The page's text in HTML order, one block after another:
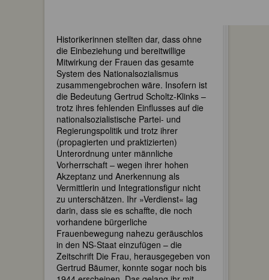
Historikerinnen stellten dar, dass ohne
die Einbeziehung und bereitwillige
Mitwirkung der Frauen das gesamte
System des Nationalsozialismus
zusammengebrochen wäre. Insofern ist
die Bedeutung Gertrud Scholtz-Klinks –
trotz ihres fehlenden Einflusses auf die
nationalsozialistische Partei- und
Regierungspolitik und trotz ihrer
(propagierten und praktizierten)
Unterordnung unter männliche
Vorherrschaft – wegen ihrer hohen
Akzeptanz und Anerkennung als
Vermittlerin und Integrationsfigur nicht
zu unterschätzen. Ihr »Verdienst« lag
darin, dass sie es schaffte, die noch
vorhandene bürgerliche
Frauenbewegung nahezu geräuschlos
in den NS-Staat einzufügen – die
Zeitschrift Die Frau, herausgegeben von
Gertrud Bäumer, konnte sogar noch bis